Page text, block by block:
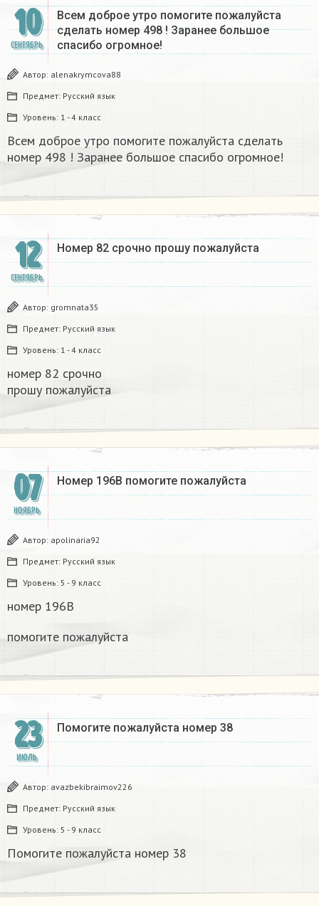
10
СЕНТЯБРЬ
Всем доброе утро помогите пожалуйста
сделать номер 498 ! Заранее большое
спасибо огромное!
Автор: alenakrymcova88
Предмет: Русский язык
Уровень: 1 - 4 класс
Всем доброе утро помогите пожалуйста сделать
номер 498 ! Заранее большое спасибо огромное!
12
СЕНТЯБРЬ
Номер 82 срочно прошу пожалуйста​
Автор: gromnata35
Предмет: Русский язык
Уровень: 1 - 4 класс
номер 82 срочно
прошу пожалуйста​
07
НОЯБРЬ
Номер 196В помогите пожалуйста ​
Автор: apolinaria92
Предмет: Русский язык
Уровень: 5 - 9 класс
номер 196В
помогите пожалуйста ​
23
ИЮЛЬ
Помогите пожалуйста номер 38
Автор: avazbekibraimov226
Предмет: Русский язык
Уровень: 5 - 9 класс
Помогите пожалуйста номер 38